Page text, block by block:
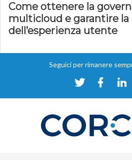
Come ottenere la
multicloud e garantire la
dell’esperienza utente
Seguici per rimanere